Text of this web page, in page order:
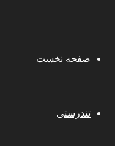
صفحه نخست
تندرستی